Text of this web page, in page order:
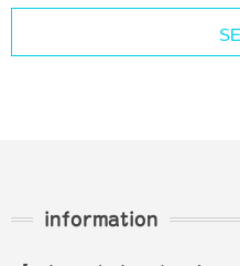
information